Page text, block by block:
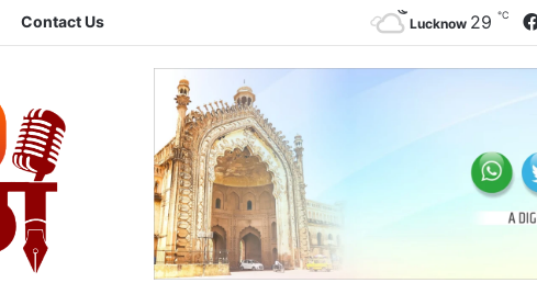
Contact Us Lucknow 29 ℃